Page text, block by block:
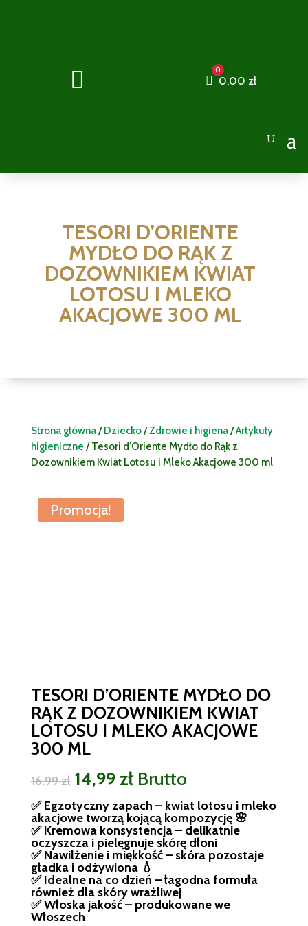
 Cart
0
0,00 zł
TESORI D’ORIENTE
MYDŁO DO RĄK Z
DOZOWNIKIEM KWIAT
LOTOSU I MLEKO
AKACJOWE 300 ML
Strona główna/ Dziecko/Zdrowie i higiena/Artykuły
higieniczne / Tesori d’Oriente Mydło do Rąk z
Dozownikiem Kwiat Lotosu i Mleko Akacjowe 300 ml
Promocja!
TESORI D’ORIENTE MYDŁO DO
RĄK Z DOZOWNIKIEM KWIAT
LOTOSU I MLEKO AKACJOWE
300 ML
16,99zł Pierwotna
cena
wynosiła:
16,99 zł.
14,99złAktualna
wynosi:
14,99 zł.
Brutto
✅ Egzotyczny zapach – kwiat lotosu i mleko
akacjowe tworzą kojącą kompozycję 🌸
✅ Kremowa konsystencja – delikatnie
oczyszcza i pielęgnuje skórę dłoni
✅ Nawilżenie i miękkość – skóra pozostaje
gładka i odżywiona 💧
✅ Idealne na co dzień – łagodna formuła
również dla skóry wrażliwej
✅ Włoska jakość – produkowane we
Włoszech